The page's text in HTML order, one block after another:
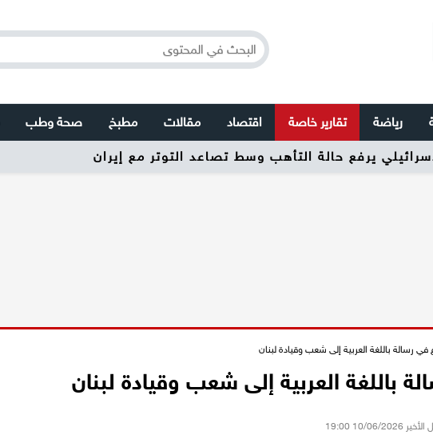
رياضة تقارير خاصة اقتصاد مقالات مطبخ صحة وطب
رسالة باللغة العربية إلى شعب وقيادة لبنان
باللغة العربية إلى شعب وقيادة لبنان
10/06/2026 19:00